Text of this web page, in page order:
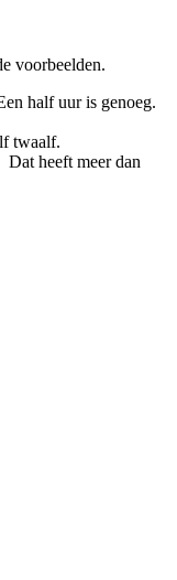
voorbeelden.
half uur is genoeg.
twaalf.
Dat heeft meer dan